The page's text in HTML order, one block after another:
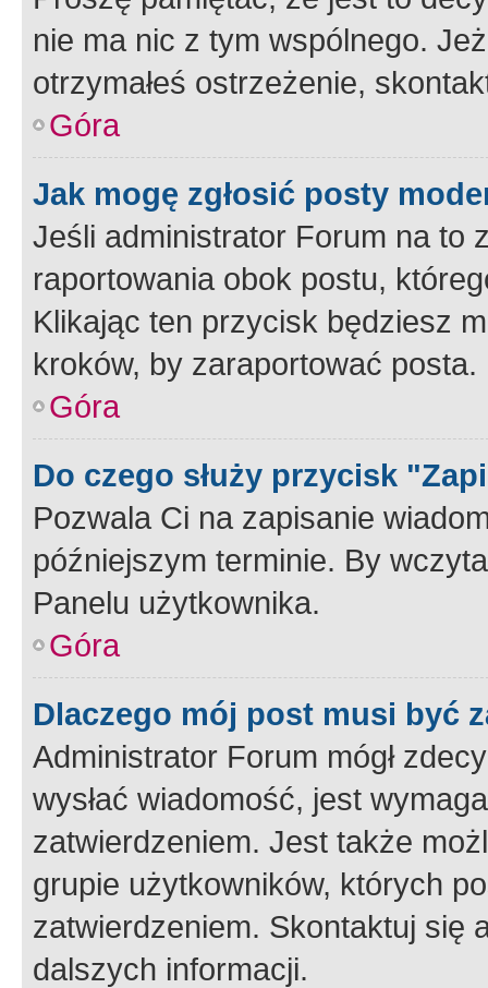
nie ma nic z tym wspólnego.
otrzymałeś ostrzeżenie,
Góra
Jak mogę zgłosić posty
Jeśli administrator Forum na to
raportowania obok postu,
Klikając ten przycisk będziesz
kroków, by zaraportować posta.
Góra
Do czego służy przycisk
Pozwala Ci na zapisanie
późniejszym terminie. By
Panelu użytkownika.
Góra
Dlaczego mój post musi być
Administrator Forum mógł
wysłać wiadomość, jest
zatwierdzeniem. Jest także
grupie użytkowników, których
zatwierdzeniem. Skontaktuj się
dalszych informacji.